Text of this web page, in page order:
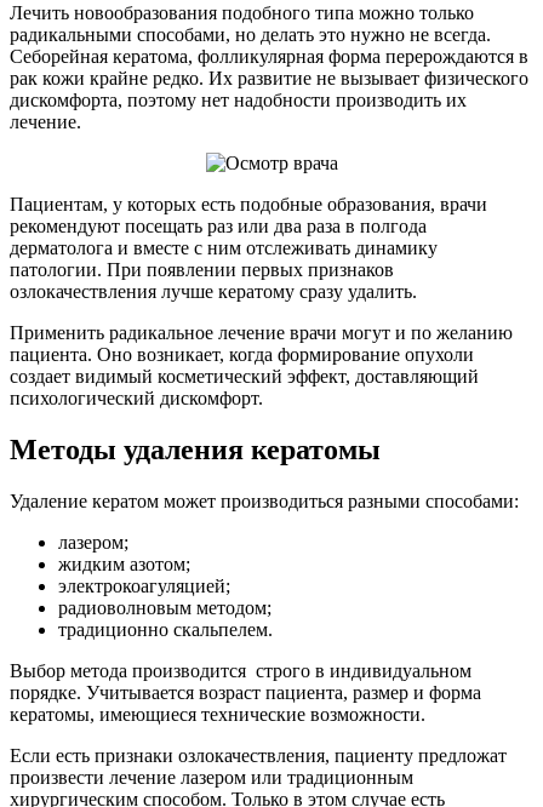
Лечить новообразования подобного типа можно только
радикальными способами, но делать это нужно не всегда.
Себорейная кератома, фолликулярная форма перерождаются в
рак кожи крайне редко. Их развитие не вызывает физического
дискомфорта, поэтому нет надобности производить их
лечение.
Пациентам, у которых есть подобные образования, врачи
рекомендуют посещать раз или два раза в полгода
дерматолога и вместе с ним отслеживать динамику
патологии. При появлении первых признаков
озлокачествления лучше кератому сразу удалить.
Применить радикальное лечение врачи могут и по желанию
пациента. Оно возникает, когда формирование опухоли
создает видимый косметический эффект, доставляющий
психологический дискомфорт.
Методы удаления кератомы
Удаление кератом может производиться разными способами:
лазером;
жидким азотом;
электрокоагуляцией;
радиоволновым методом;
традиционно скальпелем.
Выбор метода производится строго в индивидуальном
порядке. Учитывается возраст пациента, размер и форма
кератомы, имеющиеся технические возможности.
Если есть признаки озлокачествления, пациенту предложат
произвести лечение лазером или традиционным
хирургическим способом. Только в этом случае есть